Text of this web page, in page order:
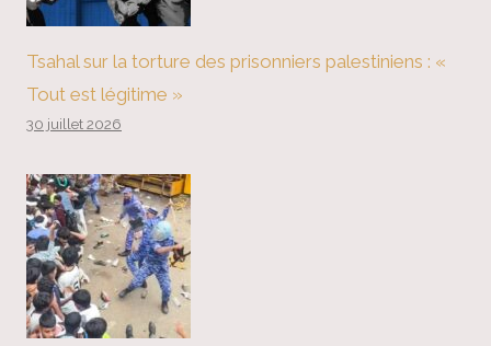
Tsahal sur la torture des prisonniers palestiniens : «
Tout est légitime »
30 juillet 2026